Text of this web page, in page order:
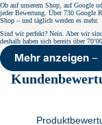
Ob auf unserem Shop, auf Google
jeder Bewertung. Über 730 Google
Shop – und täglich werden es mehr.
Sind wir perfekt? Nein. Aber wir
deshalb haben sich bereits über
Mehr anzeigen